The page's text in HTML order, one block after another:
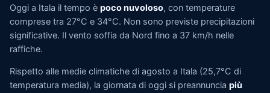
Oggi a Itala il tempo è poco nuvoloso, con temperature
comprese tra 27°C e 34°C. Non sono previste precipitazioni
significative. Il vento soffia da Nord fino a 37 km/h nelle
raffiche.
Rispetto alle medie climatiche di agosto a Itala (25,7°C di
temperatura media), la giornata di oggi si preannuncia più